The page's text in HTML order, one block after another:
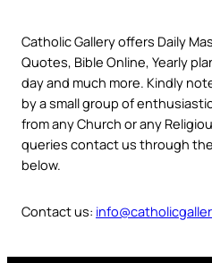
Catholic Gallery offers Daily
Quotes, Bible Online, Yearly
day and much more. Kindly
by a small group of
from any Church or any
queries contact us through
below.
Contact us: